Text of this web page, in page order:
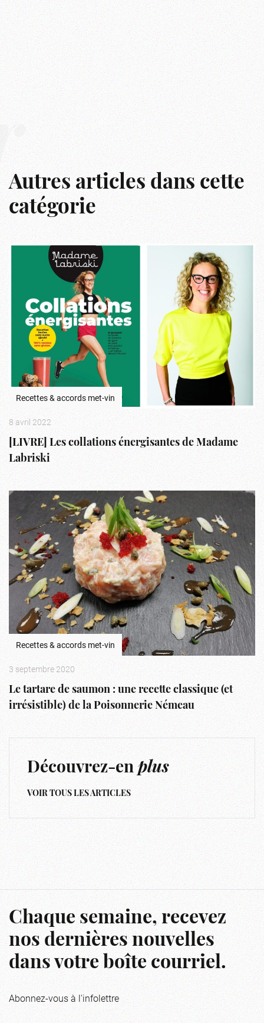
Autres articles dans cette
catégorie
Recettes & accords met-vin
8 avril 2022
[LIVRE] Les collations énergisantes de Madame
Labriski
Recettes & accords met-vin
3 septembre 2020
Le tartare de saumon : une recette classique (et
irrésistible) de la Poisonnerie Némeau
Découvrez-enplus
VOIR TOUS LES ARTICLES
Chaque semaine, recevez
nos dernières nouvelles
dans votre boîte courriel.
Abonnez-vous à l'infolettre